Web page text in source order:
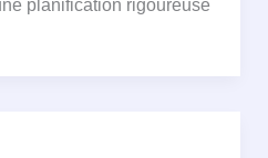
planification rigoureuse